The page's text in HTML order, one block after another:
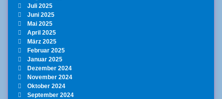
Juli 2025
Juni 2025
Mai 2025
April 2025
März 2025
Februar 2025
Januar 2025
Dezember 2024
November 2024
Oktober 2024
September 2024